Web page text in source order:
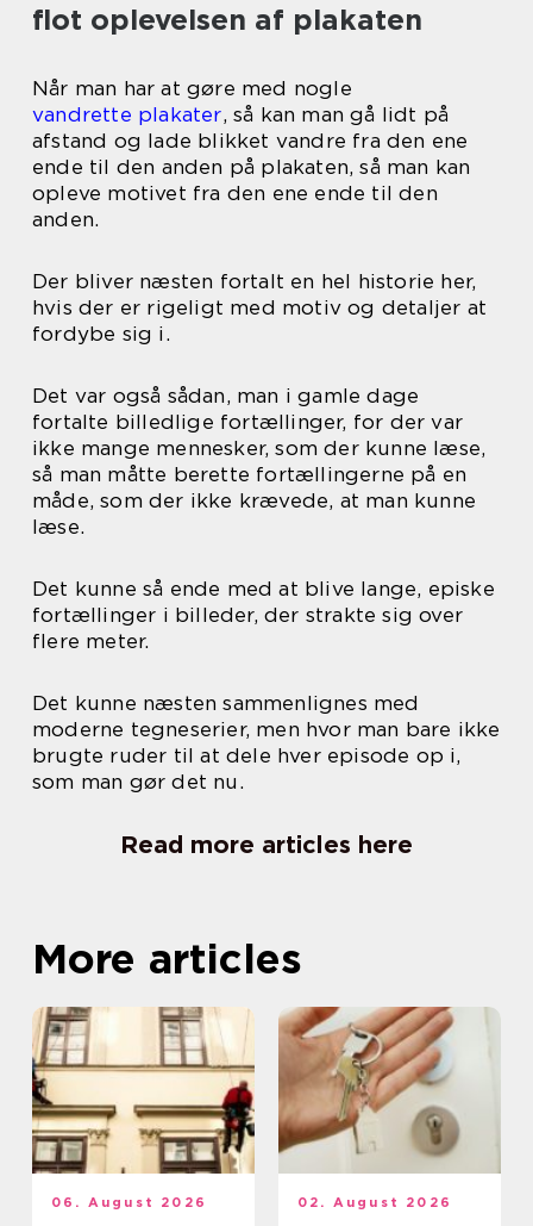
flot oplevelsen af plakaten
Når man har at gøre med nogle
vandrette plakater, så kan man gå lidt på
afstand og lade blikket vandre fra den ene
ende til den anden på plakaten, så man kan
opleve motivet fra den ene ende til den
anden.
Der bliver næsten fortalt en hel historie her,
hvis der er rigeligt med motiv og detaljer at
fordybe sig i.
Det var også sådan, man i gamle dage
fortalte billedlige fortællinger, for der var
ikke mange mennesker, som der kunne læse,
så man måtte berette fortællingerne på en
måde, som der ikke krævede, at man kunne
læse.
Det kunne så ende med at blive lange, episke
fortællinger i billeder, der strakte sig over
flere meter.
Det kunne næsten sammenlignes med
moderne tegneserier, men hvor man bare ikke
brugte ruder til at dele hver episode op i,
som man gør det nu.
Read more articles here
More articles
06. August 2026 02. August 2026